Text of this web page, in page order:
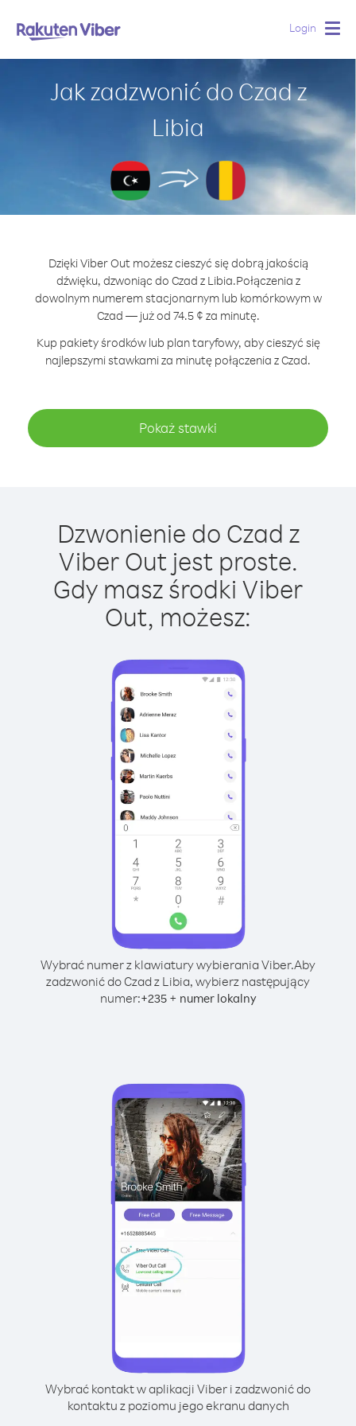
Login
Jak zadzwonić do Czad z
Libia
Dzięki Viber Out możesz cieszyć się dobrą jakością
dźwięku, dzwoniąc do Czad z Libia.Połączenia z
dowolnym numerem stacjonarnym lub komórkowym w
Czad — już od 74.5 ¢ za minutę.
Kup pakiety środków lub plan taryfowy, aby cieszyć się
najlepszymi stawkami za minutę połączenia z Czad.
Pokaż stawki
Dzwonienie do Czad z
Viber Out jest proste.
Gdy masz środki Viber
Out, możesz:
Wybrać numer z klawiatury wybierania Viber.Aby
zadzwonić do Czad z Libia, wybierz następujący
numer:+235+ numer lokalny
Wybrać kontakt w aplikacji Viber i zadzwonić do
kontaktu z poziomu jego ekranu danych